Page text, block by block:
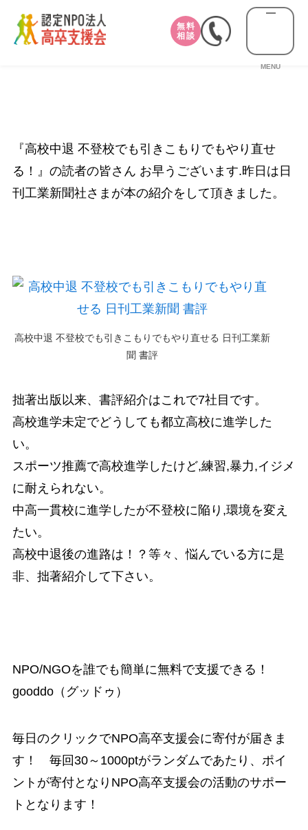
無料
相談
MENU
『高校中退 不登校でも引きこもりでもやり直せ
る！』の読者の皆さん お早うございます.昨日は日
刊工業新聞社さまが本の紹介をして頂きました。
高校中退 不登校でも引きこもりでもやり直せる 日刊工業新
聞 書評
拙著出版以来、書評紹介はこれで7社目です。
高校進学未定でどうしても都立高校に進学した
い。
スポーツ推薦で高校進学したけど,練習,暴力,イジメ
に耐えられない。
中高一貫校に進学したが不登校に陥り,環境を変え
たい。
高校中退後の進路は！？等々、悩んでいる方に是
非、拙著紹介して下さい。
NPO/NGOを誰でも簡単に無料で支援できる！
gooddo（グッドゥ）
毎日のクリックでNPO高卒支援会に寄付が届きま
す！ 毎回30～1000ptがランダムであたり、ポイ
ントが寄付となりNPO高卒支援会の活動のサポー
トとなります！